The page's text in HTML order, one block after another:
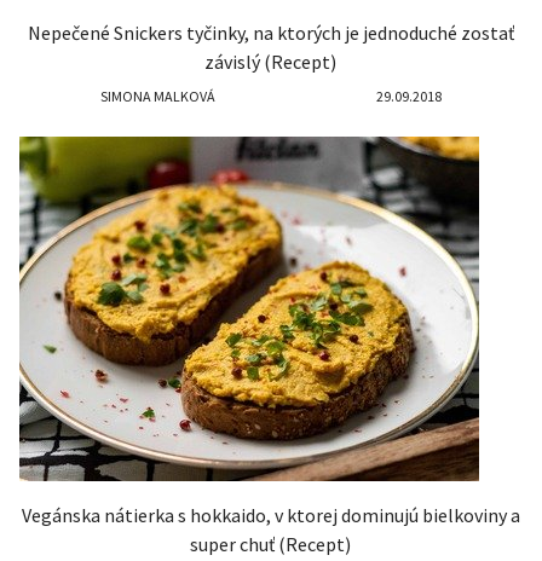
Nepečené Snickers tyčinky, na ktorých je jednoduché zostať
závislý (Recept)
SIMONA MALKOVÁ 29.09.2018
Vegánska nátierka s hokkaido, v ktorej dominujú bielkoviny a
super chuť (Recept)